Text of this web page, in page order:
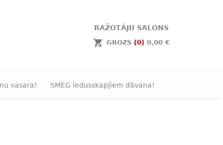
RAŽOTĀJU SALONS
GROZS (0) 0,00 €
vasara! SMEG ledusskapjiem dāvana!